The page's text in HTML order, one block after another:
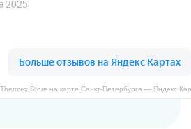
Thermex Store на карте Санкт‑Петербурга — Яндекс